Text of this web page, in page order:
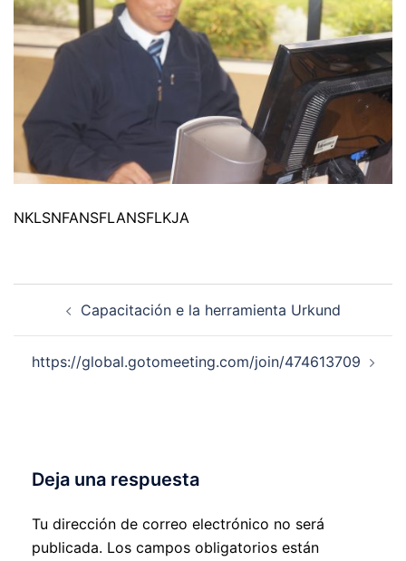
NKLSNFANSFLANSFLKJA
Capacitación e la herramienta Urkund
https://global.gotomeeting.com/join/474613709
Deja una respuesta
Tu dirección de correo electrónico no será
publicada. Los campos obligatorios están